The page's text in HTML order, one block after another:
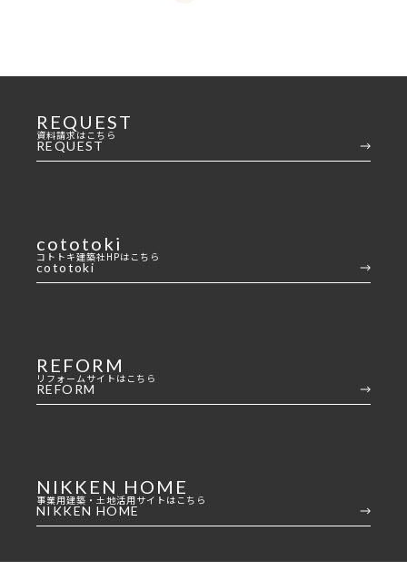
REQUEST
資料請求はこちら
REQUEST
cototoki
コトトキ建築社HPはこちら
cototoki
REFORM
リフォームサイトはこちら
REFORM
NIKKEN HOME
事業用建築・土地活用サイトはこちら
NIKKEN HOME